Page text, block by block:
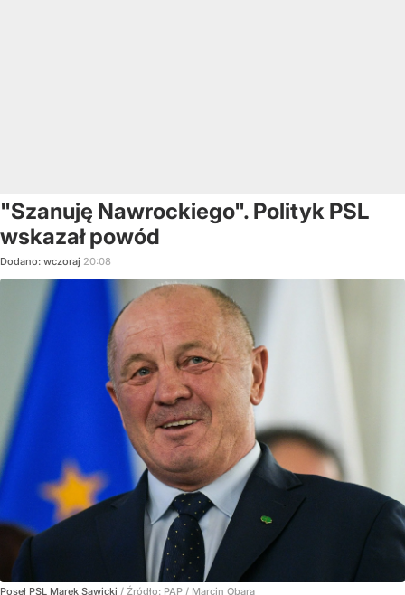
"Szanuję Nawrockiego". Polityk PSL
wskazał powód
Dodano: wczoraj 20:08
Poseł PSL Marek Sawicki / Źródło: PAP / Marcin Obara